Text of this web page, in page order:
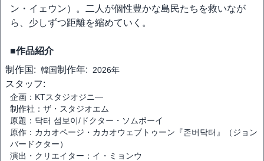
ン・イェウン）。二人が個性豊かな島民たちを救いなが
ら、少しずつ距離を縮めていく。
■作品紹介
制作国: 韓国制作年: 2026年
スタッフ:
企画：KTスタジオジニ―
制作社：ザ・スタジオエム
原題：닥터 섬보이/ドクター・ソムボーイ
原作：カカオページ・カカオウェブトゥーン『존버닥터』（ジョン
バードクター）
演出・クリエイター：イ・ミョンウ